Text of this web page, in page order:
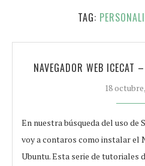
TAG:
NAVEGADOR WEB ICECAT
18
En nuestra búsqueda del uso de
voy a contaros como instalar el
Ubuntu. Esta serie de tutoriales